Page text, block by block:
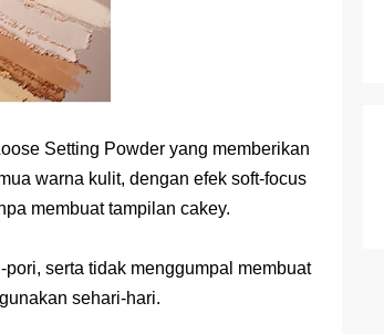
Setting Powder yang memberikan
warna kulit, dengan efek soft-focus
membuat tampilan cakey.
serta tidak menggumpal membuat
sehari-hari.